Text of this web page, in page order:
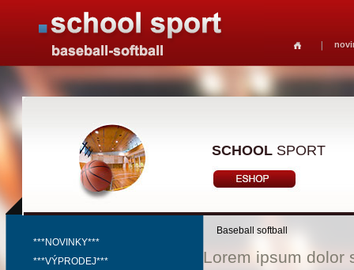
SCHOOL SPORT
***NOVINKY***
***VÝPRODEJ***
Baseball softball
Lorem ipsum dolor